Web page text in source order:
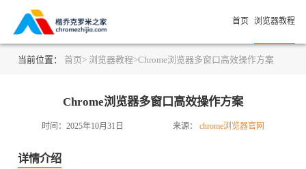
首页 浏览器教程
当前位置： 首页> 浏览器教程>Chrome浏览器多窗口高效操作方案
Chrome浏览器多窗口高效操作方案
时间：2025年10月31日 来源： chrome浏览器官网
详情介绍